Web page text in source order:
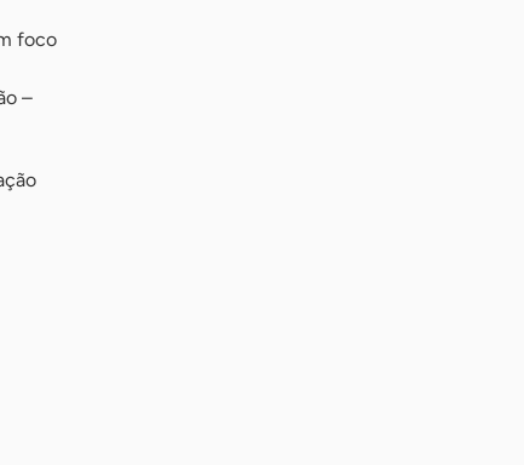
foco
–